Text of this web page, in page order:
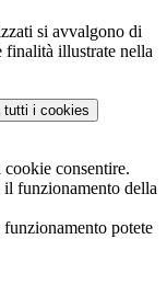
si avvalgono di
finalità illustrate nella
tutti i cookies
cookie consentire.
il funzionamento della
potete